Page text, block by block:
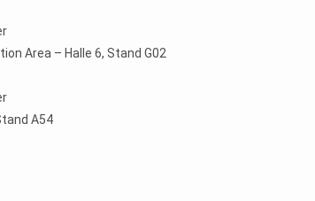
Area – Halle 6, Stand G02
A54